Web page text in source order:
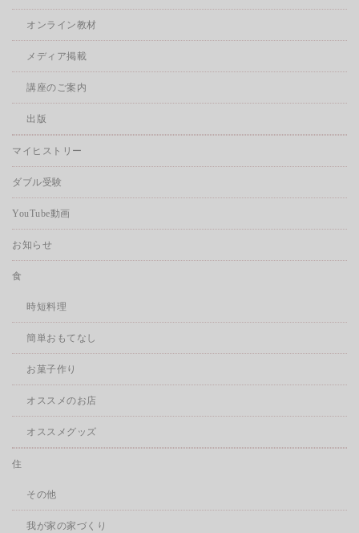
オンライン教材
メディア掲載
講座のご案内
出版
マイヒストリー
ダブル受験
YouTube動画
お知らせ
食
時短料理
簡単おもてなし
お菓子作り
オススメのお店
オススメグッズ
住
その他
我が家の家づくり